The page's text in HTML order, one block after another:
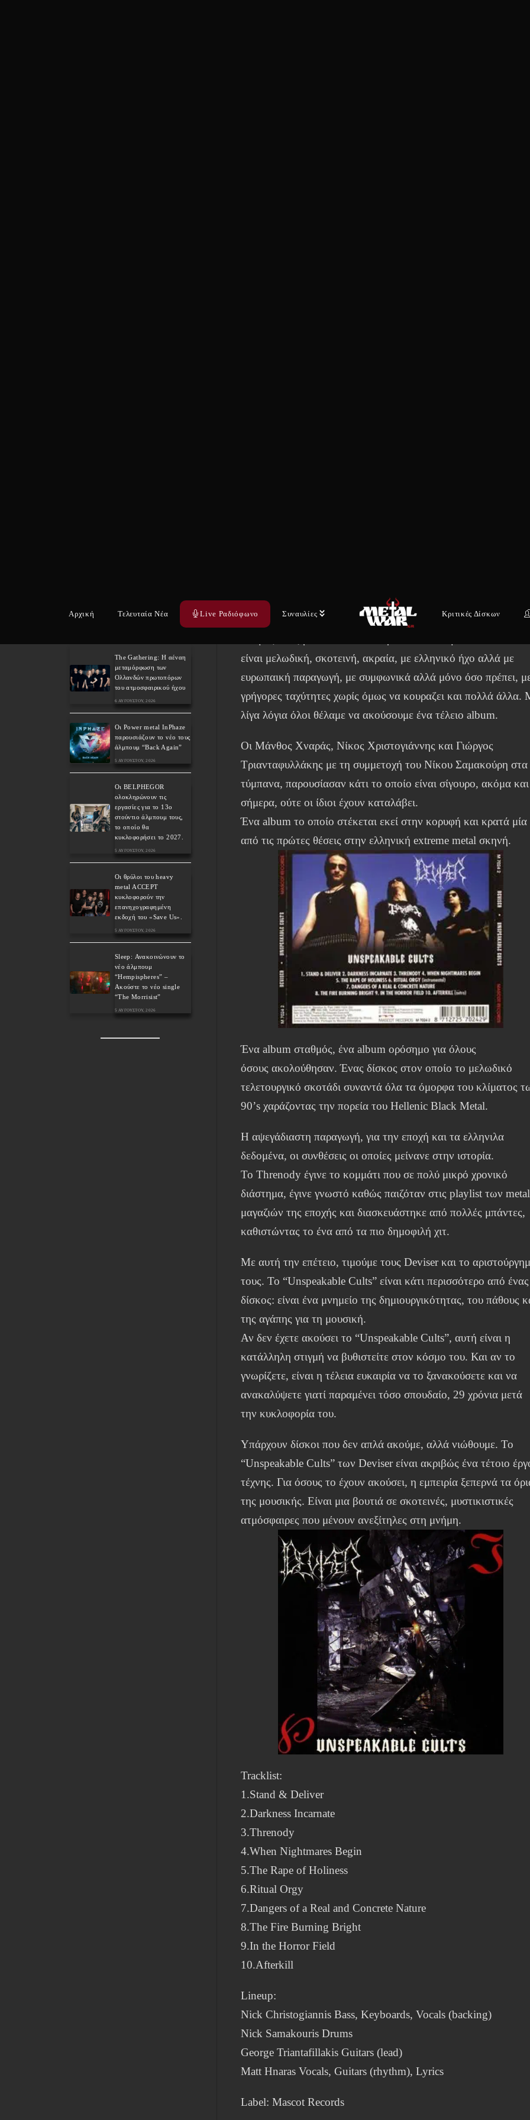
Αρχική Τελευταία Νέα Live Ραδιόφωνο Συναυλίες Κριτικές Δίσκων
είχαν δώσει σημαντικά δείγματα ποιότητας, όπως οι Rotting
Christ, Varathron, Necromantia, Septicflesh, Nightfall, όμως ο
είναι μελωδική, σκοτεινή, ακραία, με ελληνικό ήχο αλλά με
ευρωπαική παραγωγή, με συμφωνικά αλλά μόνο όσο πρέπει,
γρήγορες ταχύτητες χωρίς όμως να κουραζει και πολλά άλλα.
λίγα λόγια όλοι θέλαμε να ακούσουμε ένα τέλειο album.
Οι Μάνθος Χναράς, Νίκος Χριστογιάννης και Γιώργος
Τριανταφυλλάκης με τη συμμετοχή του Νίκου Σαμακούρη στα
τύμπανα, παρουσίασαν κάτι το οποίο είναι σίγουρο, ακόμα και
σήμερα, ούτε οι ίδιοι έχουν καταλάβει.
Ένα album το οποίο στέκεται εκεί στην κορυφή και κρατά μία
από τις πρώτες θέσεις στην ελληνική extreme metal σκηνή.
Ένα album σταθμός, ένα album ορόσημο για όλους
όσους ακολούθησαν. Ένας δίσκος στον οποίο το μελωδικό
τελετουργικό σκοτάδι συναντά όλα τα όμορφα του κλίματος
90’s χαράζοντας την πορεία του Hellenic Black Metal.
Η αψεγάδιαστη παραγωγή, για την εποχή και τα ελληνιλα
δεδομένα, οι συνθέσεις οι οποίες μείνανε στην ιστορία.
Το Threnody έγινε το κομμάτι που σε πολύ μικρό χρονικό
διάστημα, έγινε γνωστό καθώς παιζόταν στις playlist των metal
μαγαζιών της εποχής και διασκευάστηκε από πολλές μπάντες,
καθιστώντας το ένα από τα πιο δημοφιλή χιτ.
Με αυτή την επέτειο, τιμούμε τους Deviser και το
τους. Το “Unspeakable Cults” είναι κάτι περισσότερο από ένας
δίσκος: είναι ένα μνημείο της δημιουργικότητας, του πάθους
της αγάπης για τη μουσική.
Αν δεν έχετε ακούσει το “Unspeakable Cults”, αυτή είναι η
κατάλληλη στιγμή να βυθιστείτε στον κόσμο του. Και αν το
γνωρίζετε, είναι η τέλεια ευκαιρία να το ξανακούσετε και να
ανακαλύψετε γιατί παραμένει τόσο σπουδαίο, 29 χρόνια μετά
την κυκλοφορία του.
Υπάρχουν δίσκοι που δεν απλά ακούμε, αλλά νιώθουμε. Το
“Unspeakable Cults” των Deviser είναι ακριβώς ένα τέτοιο
τέχνης. Για όσους το έχουν ακούσει, η εμπειρία ξεπερνά τα
της μουσικής. Είναι μια βουτιά σε σκοτεινές, μυστικιστικές
ατμόσφαιρες που μένουν ανεξίτηλες στη μνήμη.
Tracklist:
1.Stand & Deliver
2.Darkness Incarnate
3.Threnody
4.When Nightmares Begin
5.The Rape of Holiness
6.Ritual Orgy
7.Dangers of a Real and Concrete Nature
8.The Fire Burning Bright
9.In the Horror Field
10.Afterkill
Lineup:
Nick Christogiannis Bass, Keyboards, Vocals (backing)
Nick Samakouris Drums
George Triantafillakis Guitars (lead)
Matt Hnaras Vocals, Guitars (rhythm), Lyrics
Label: Mascot Records
προαναγγέλλουν το νέο
τους στούντιο άλμπουμ.
The Gathering: Η αέναη
μεταμόρφωση των
Ολλανδών πρωτοπόρων
του ατμοσφαιρικού ήχου
6 ΑΥΓΟΎΣΤΟΥ, 2026
Οι Power metal InPhaze
παρουσιάζουν το νέο τους
άλμπουμ “Back Again”
5 ΑΥΓΟΎΣΤΟΥ, 2026
Οι BELPHEGOR
ολοκληρώνουν τις
εργασίες για το 13ο
στούντιο άλμπουμ τους,
το οποίο θα
κυκλοφορήσει το 2027.
5 ΑΥΓΟΎΣΤΟΥ, 2026
Οι θρύλοι του heavy
metal ACCEPT
κυκλοφορούν την
επανηχογραφημένη
εκδοχή του «Save Us».
5 ΑΥΓΟΎΣΤΟΥ, 2026
Sleep: Ανακοινώνουν το
νέο άλμπουμ
“Hempispheres” –
Ακούστε το νέο single
“The Morrisist”
5 ΑΥΓΟΎΣΤΟΥ, 2026